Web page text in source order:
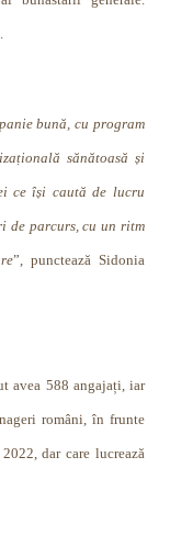
bună, cu program
sănătoasă și
ce își caută de lucru
de parcurs, cu un ritm
”, punctează Sidonia
avea 588 angajați, iar
români, în frunte
dar care lucrează